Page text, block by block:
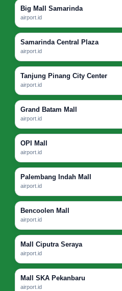
Big Mall Samarinda
airport.id
Samarinda Central Plaza
airport.id
Tanjung Pinang City Center
airport.id
Grand Batam Mall
airport.id
OPI Mall
airport.id
Palembang Indah Mall
airport.id
Bencoolen Mall
airport.id
Mall Ciputra Seraya
airport.id
Mall SKA Pekanbaru
airport.id